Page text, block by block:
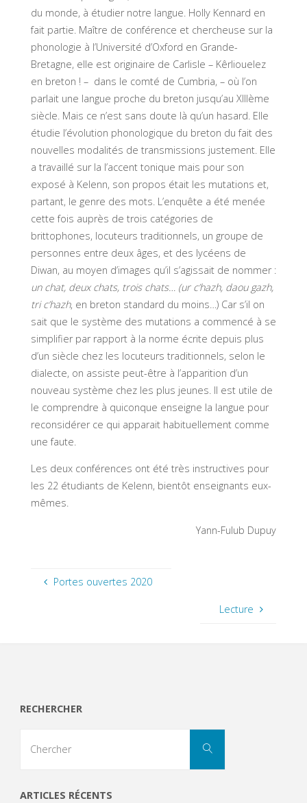
du monde, à étudier notre langue. Holly Kennard en
fait partie. Maître de conférence et chercheuse sur la
phonologie à l’Université d’Oxford en Grande-
Bretagne, elle est originaire de Carlisle – Kêrliouelez
en breton ! – dans le comté de Cumbria, – où l’on
parlait une langue proche du breton jusqu’au XIIIème
siècle. Mais ce n’est sans doute là qu’un hasard. Elle
étudie l’évolution phonologique du breton du fait des
nouvelles modalités de transmissions justement. Elle
a travaillé sur la l’accent tonique mais pour son
exposé à Kelenn, son propos était les mutations et,
partant, le genre des mots. L’enquête a été menée
cette fois auprès de trois catégories de
brittophones, locuteurs traditionnels, un groupe de
personnes entre deux âges, et des lycéens de
Diwan, au moyen d’images qu’il s’agissait de nommer :
un chat, deux chats, trois chats… (ur c’hazh, daou gazh,
tri c’hazh, en breton standard du moins…) Car s’il on
sait que le système des mutations a commencé à se
simplifier par rapport à la norme écrite depuis plus
d’un siècle chez les locuteurs traditionnels, selon le
dialecte, on assiste peut-être à l’apparition d’un
nouveau système chez les plus jeunes. Il est utile de
le comprendre à quiconque enseigne la langue pour
reconsidérer ce qui apparait habituellement comme
une faute.
Les deux conférences ont été très instructives pour
les 22 étudiants de Kelenn, bientôt enseignants eux-
mêmes.
Yann-Fulub Dupuy
Portes ouvertes 2020
Lecture
RECHERCHER
Chercher
ARTICLES RÉCENTS